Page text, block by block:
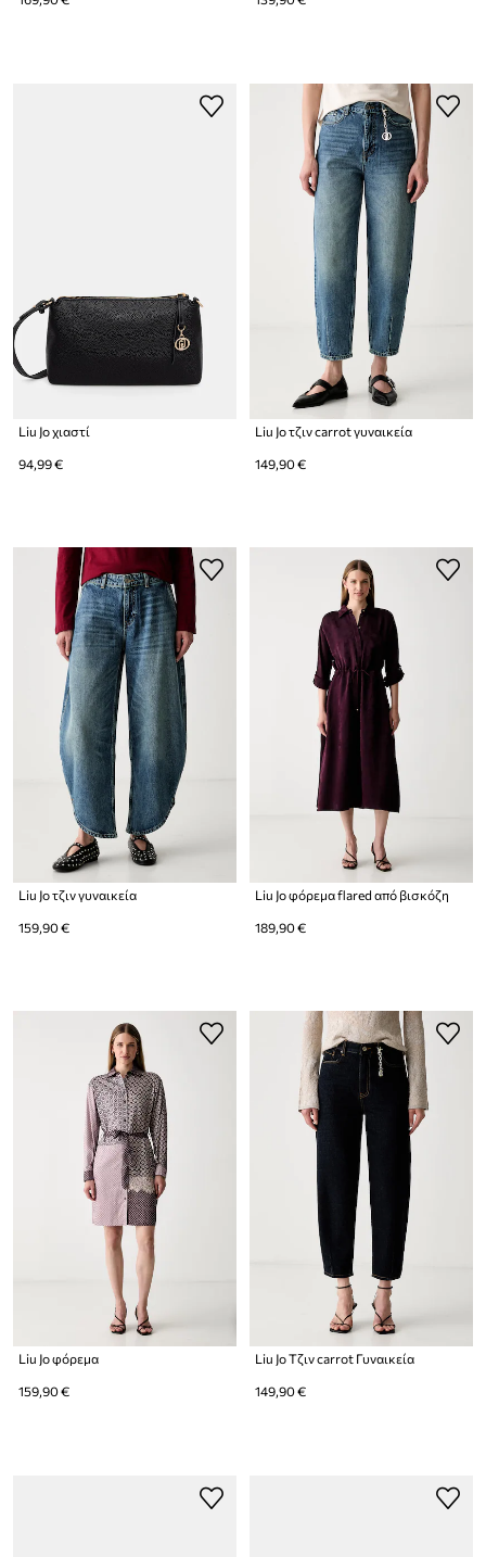
Liu Jo χιαστί
94,99 €
Liu Jo τζιν carrot γυναικεία
149,90 €
Liu Jo τζιν γυναικεία
159,90 €
Liu Jo φόρεμα flared από βισκόζη
189,90 €
Liu Jo φόρεμα
159,90 €
Liu Jo Τζιν carrot Γυναικεία
149,90 €